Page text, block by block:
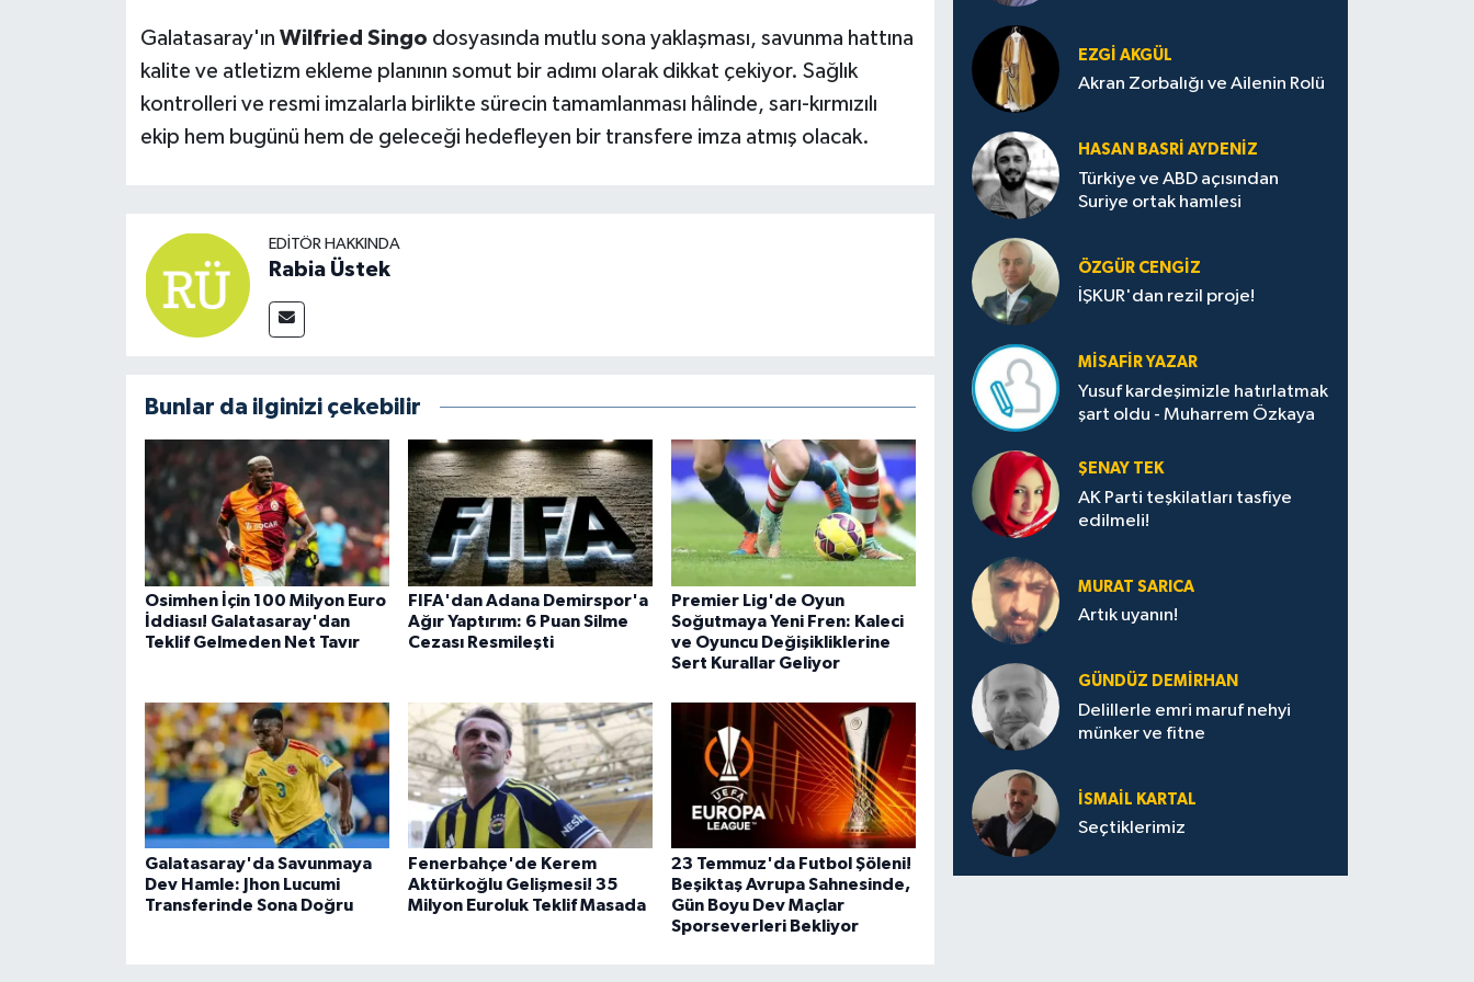
Galatasaray'ın Wilfried Singo dosyasında mutlu sona yaklaşması, savunma hattına
kalite ve atletizm ekleme planının somut bir adımı olarak dikkat çekiyor. Sağlık
kontrolleri ve resmi imzalarla birlikte sürecin tamamlanması hâlinde, sarı-kırmızılı
ekip hem bugünü hem de geleceği hedefleyen bir transfere imza atmış olacak.
EDITÖR HAKKINDA
Rabia Üstek
Bunlar da ilginizi çekebilir
Osimhen İçin 100 Milyon Euro
İddiası! Galatasaray'dan
Teklif Gelmeden Net Tavır
FIFA'dan Adana Demirspor'a
Ağır Yaptırım: 6 Puan Silme
Cezası Resmileşti
Premier Lig'de Oyun
Soğutmaya Yeni Fren: Kaleci
ve Oyuncu Değişikliklerine
Sert Kurallar Geliyor
Galatasaray'da Savunmaya
Dev Hamle: Jhon Lucumi
Transferinde Sona Doğru
Fenerbahçe'de Kerem
Aktürkoğlu Gelişmesi! 35
Milyon Euroluk Teklif Masada
23 Temmuz'da Futbol Şöleni!
Beşiktaş Avrupa Sahnesinde,
Gün Boyu Dev Maçlar
Sporseverleri Bekliyor
EZGI AKGÜL
Akran Zorbalığı ve Ailenin Rolü
HASAN BASRI AYDENIZ
Türkiye ve ABD açısından
Suriye ortak hamlesi
ÖZGÜR CENGIZ
İŞKUR'dan rezil proje!
MISAFIR YAZAR
Yusuf kardeşimizle hatırlatmak
şart oldu - Muharrem Özkaya
ŞENAY TEK
AK Parti teşkilatları tasfiye
edilmeli!
MURAT SARICA
Artık uyanın!
GÜNDÜZ DEMIRHAN
Delillerle emri maruf nehyi
münker ve fitne
İSMAIL KARTAL
Seçtiklerimiz